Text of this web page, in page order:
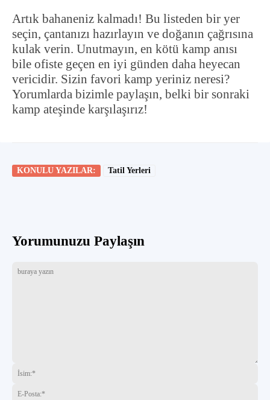
Artık bahaneniz kalmadı! Bu listeden bir yer
seçin, çantanızı hazırlayın ve doğanın çağrısına
kulak verin. Unutmayın, en kötü kamp anısı
bile ofiste geçen en iyi günden daha heyecan
vericidir. Sizin favori kamp yeriniz neresi?
Yorumlarda bizimle paylaşın, belki bir sonraki
kamp ateşinde karşılaşırız!
KONULU YAZILAR: Tatil Yerleri
Yorumunuzu Paylaşın
buraya